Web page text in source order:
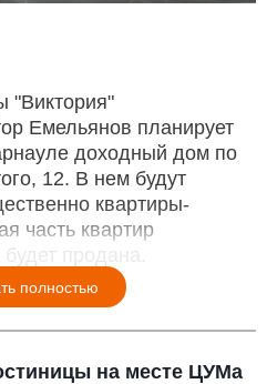
"Виктория"
Емельянов планирует
доходный дом по
12. В нем будут
квартиры-
часть квартир
продана.
полностью
на месте ЦУМа